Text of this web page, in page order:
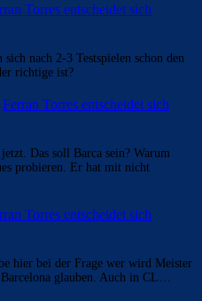
Torres entscheidet sich
nach 2-3 Testspielen schon den
richtige ist?
Ferran Torres entscheidet sich
Das soll Barca sein? Warum
probieren. Er hat mit nicht
Torres entscheidet sich
hier bei der Frage wer wird Meister
Barcelona glauben. Auch in CL…